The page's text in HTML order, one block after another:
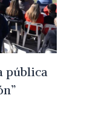
pública